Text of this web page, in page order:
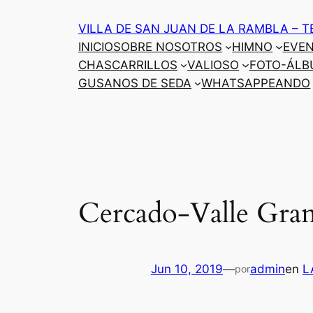
VILLA DE SAN JUAN DE LA RAMBLA –
INICIOSOBRE NOSOTROS HIMNO
CHASCARRILLOS
VALIOSO FOTO-
GUSANOS DE SEDA
WHATSAPPEANDO
Cercado-Valle
Jun 10, 2019—poradminen